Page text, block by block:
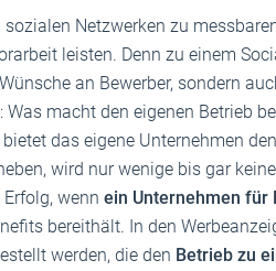
Netzwerken zu
leisten. Denn zu einem
an Bewerber, sondern
Was macht den eigenen Betrieb
das eigene Unternehmen
wird nur wenige bis gar
wenn ein Unternehmen
bereithält. In den
werden, die den Betrieb zu